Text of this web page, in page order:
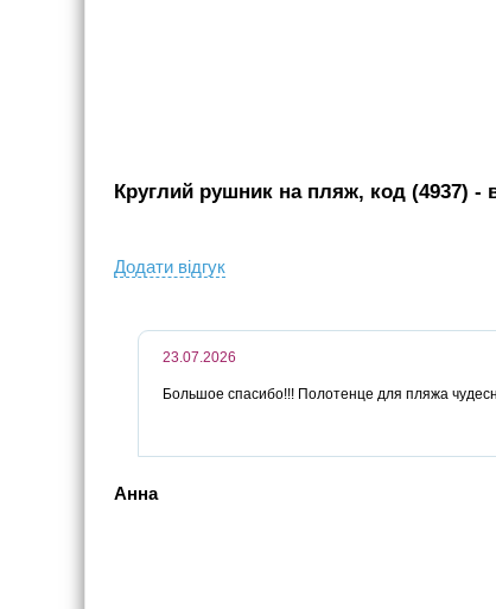
Круглий рушник на пляж, код (4937) -
Додати вiдгук
23.07.2026
Большое спасибо!!! Полотенце для пляжа
Анна